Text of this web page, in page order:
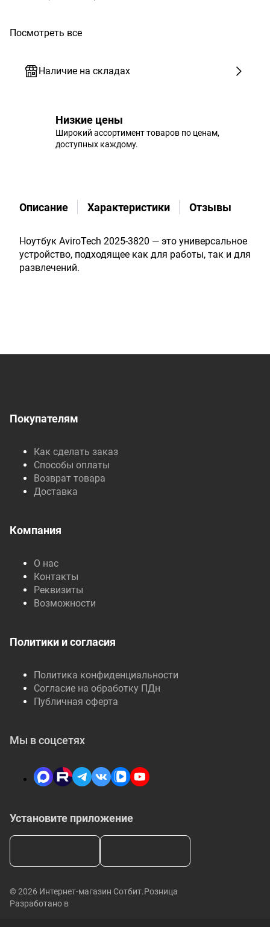
Посмотреть все
Наличие на складах
Низкие цены
Широкий ассортимент товаров по ценам,
доступных каждому.
Описание Характеристики Отзывы
Ноутбук AviroTech 2025-3820 — это универсальное
устройство, подходящее как для работы, так и для
развлечений.
Покупателям
Как сделать заказ
Способы оплаты
Возврат товара
Доставка
Компания
О нас
Контакты
Реквизиты
Возможности
Политики и согласия
Политика конфиденциальности
Согласие на обработку ПДн
Публичная оферта
Установите приложение
Мы в соцсетях
© 2026 Интернет-магазин Сотбит.Розница
Разработано в